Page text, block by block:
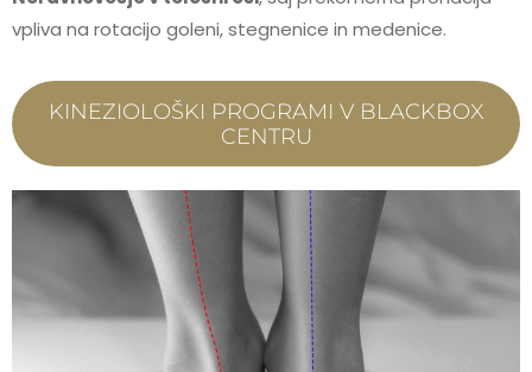
vpliva na rotacijo goleni, stegnenice in medenice.
KINEZIOLOŠKI PROGRAMI V BLACKBOX
CENTRU